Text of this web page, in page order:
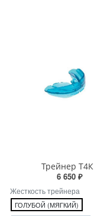
Трейнер Т4К
6 650 ₽
Жесткость трейнера
ГОЛУБОЙ (МЯГКИЙ)